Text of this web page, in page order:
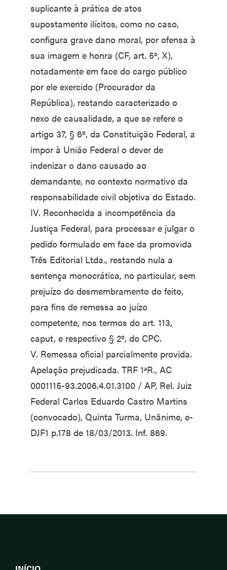
suplicante à prática de atos
supostamente ilícitos, como no caso,
configura grave dano moral, por ofensa à
sua imagem e honra (CF, art. 5º, X),
notadamente em face do cargo público
por ele exercido (Procurador da
República), restando caracterizado o
nexo de causalidade, a que se refere o
artigo 37, § 6º, da Constituição Federal, a
impor à União Federal o dever de
indenizar o dano causado ao
demandante, no contexto normativo da
responsabilidade civil objetiva do Estado.
IV. Reconhecida a incompetência da
Justiça Federal, para processar e julgar o
pedido formulado em face da promovida
Três Editorial Ltda., restando nula a
sentença monocrática, no particular, sem
prejuízo do desmembramento do feito,
para fins de remessa ao juízo
competente, nos termos do art. 113,
caput, e respectivo § 2º, do CPC.
V. Remessa oficial parcialmente provida.
Apelação prejudicada. TRF 1ªR., AC
0001115-93.2006.4.01.3100 / AP, Rel. Juiz
Federal Carlos Eduardo Castro Martins
(convocado), Quinta Turma, Unânime, e-
DJF1 p.178 de 18/03/2013. Inf. 869.